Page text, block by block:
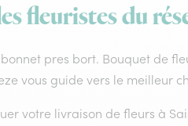
fleuristes du
pres bort. Bouquet de
vous guide vers le meilleur
votre livraison de fleurs à